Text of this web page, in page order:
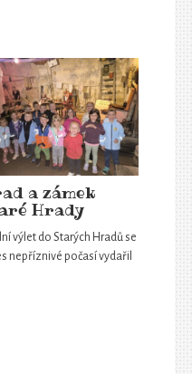
a zámek
Hrady
výlet do Starých Hradů se
nepříznivé počasí vydařil